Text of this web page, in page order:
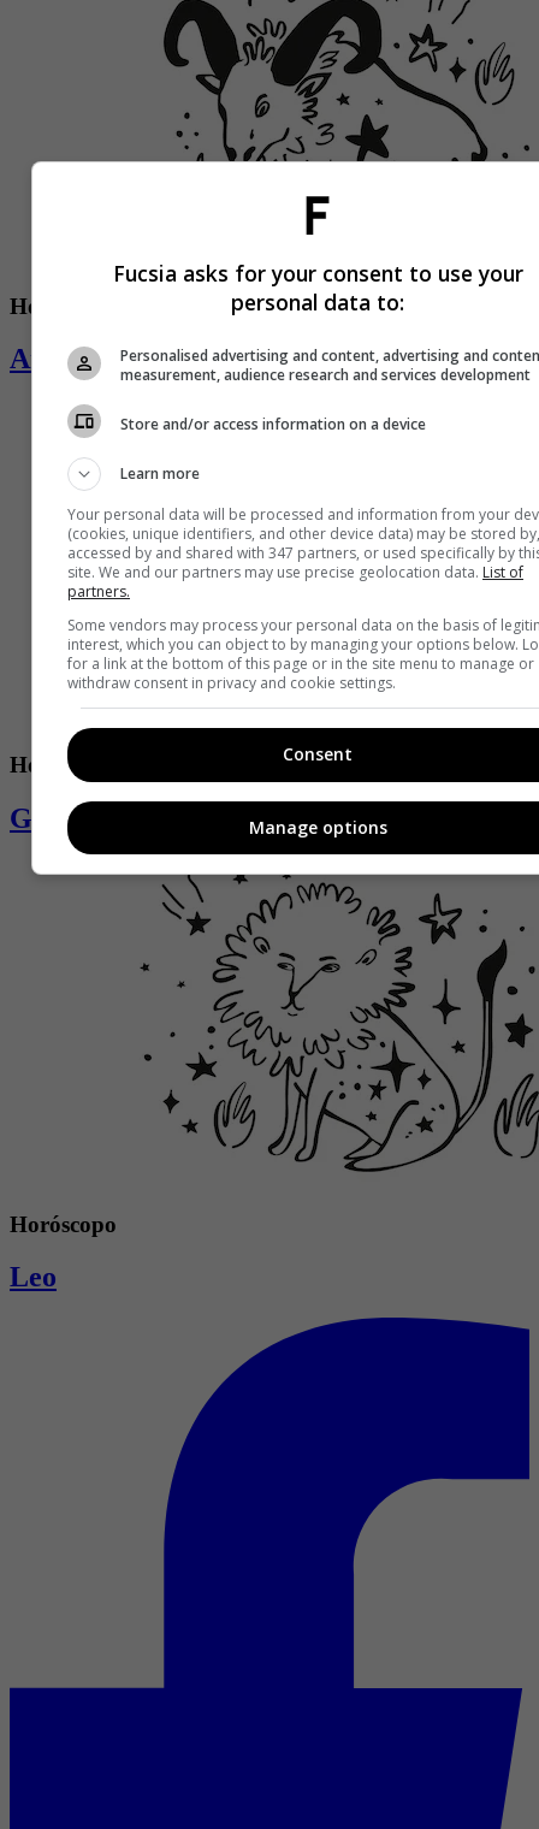
Horóscopo
Aries
Horóscopo
Géminis
Horóscopo
Leo
Fucsia asks for your consent to use your
personal data to:
Personalised advertising and content, advertising and
measurement, audience research and services development
Store and/or access information on a device
Learn more
Your personal data will be processed and information from your
(cookies, unique identifiers, and other device data) may be stored by,
accessed by and shared with 347 partners, or used specifically by
site. We and our partners may use precise geolocation data. List of
partners.
Some vendors may process your personal data on the basis of
interest, which you can object to by managing your options below.
for a link at the bottom of this page or in the site menu to manage or
withdraw consent in privacy and cookie settings.
Consent
Manage options